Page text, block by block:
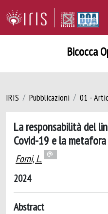
Bicocca
IRIS Pubblicazioni 01 -
La responsabilità del
Covid-19 e la
Forni, L.
2024
Abstract